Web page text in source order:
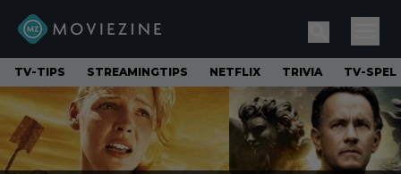
TV-TIPS STREAMINGTIPS NETFLIX TRIVIA TV-SPEL